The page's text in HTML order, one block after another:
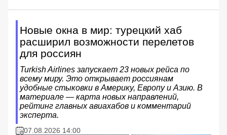
Новые окна в мир: турецкий хаб
расширил возможности перелетов
для россиян
Turkish Airlines запускает 23 новых рейса по
всему миру. Это открывает россиянам
удобные стыковки в Америку, Европу и Азию. В
материале — карта новых направлений,
рейтинг главных авиахабов и комментарий
эксперта.
07.08.2026 14:00